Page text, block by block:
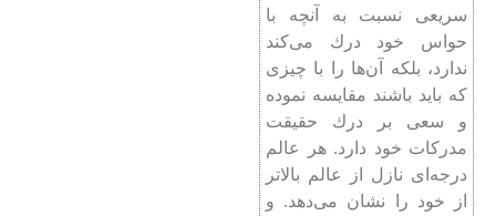
سریعی نسبت به آنچه با
حواس خود درك می‌كند
ندارد، بلكه آن‌ها را با چیزی
كه باید باشند مقایسه نموده
و سعی بر درك حقیقت
مدركات خود دارد. هر عالم
درجه‌ای نازل از عالم بالاتر
از خود را نشان می‌دهد. و